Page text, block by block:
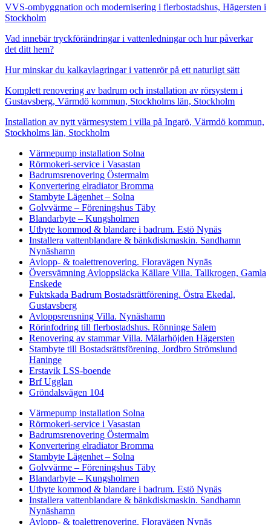
VVS-ombyggnation och modernisering i flerbostadshus, Hägersten i
Stockholm
Vad innebär tryckförändringar i vattenledningar och hur påverkar
det ditt hem?
Hur minskar du kalkavlagringar i vattenrör på ett naturligt sätt
Komplett renovering av badrum och installation av rörsystem i
Gustavsberg, Värmdö kommun, Stockholms län, Stockholm
Installation av nytt värmesystem i villa på Ingarö, Värmdö kommun,
Stockholms län, Stockholm
Värmepump installation Solna
Rörmokeri-service i Vasastan
Badrumsrenovering Östermalm
Konvertering elradiator Bromma
Stambyte Lägenhet – Solna
Golvvärme – Föreningshus Täby
Blandarbyte – Kungsholmen
Utbyte kommod & blandare i badrum. Estö Nynäs
Installera vattenblandare & bänkdiskmaskin. Sandhamn
Nynäshamn
Avlopp- & toalettrenovering. Floravägen Nynäs
Översvämning Avloppsläcka Källare Villa. Tallkrogen, Gamla
Enskede
Fuktskada Badrum Bostadsrättförening. Östra Ekedal,
Gustavsberg
Avloppsrensning Villa. Nynäshamn
Rörinfodring till flerbostadshus. Rönninge Salem
Renovering av stammar Villa. Mälarhöjden Hägersten
Stambyte till Bostadsrättsförening. Jordbro Strömslund
Haninge
Erstavik LSS-boende
Brf Ugglan
Gröndalsvägen 104
Värmepump installation Solna
Rörmokeri-service i Vasastan
Badrumsrenovering Östermalm
Konvertering elradiator Bromma
Stambyte Lägenhet – Solna
Golvvärme – Föreningshus Täby
Blandarbyte – Kungsholmen
Utbyte kommod & blandare i badrum. Estö Nynäs
Installera vattenblandare & bänkdiskmaskin. Sandhamn
Nynäshamn
Avlopp- & toalettrenovering. Floravägen Nynäs